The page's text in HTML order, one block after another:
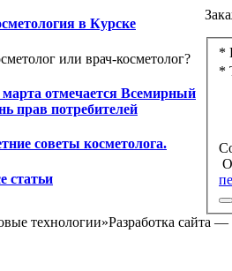
в Курске
или врач-косметолог?
марта отмечается Всемирный
прав потребителей
советы косметолога.
статьи
*
*
технологии»Разработка сайта —